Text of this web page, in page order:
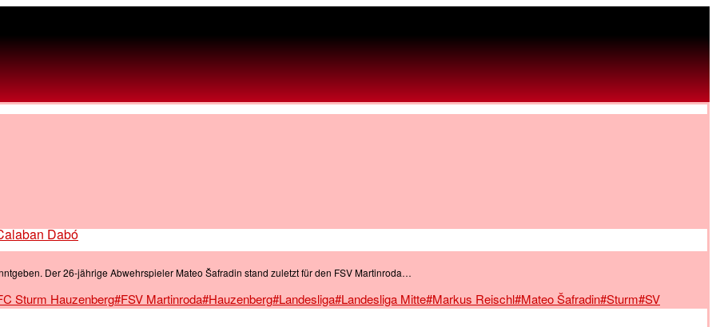
Dabó
Der 26-jährige Abwehrspieler Mateo Šafradin stand zuletzt für den FSV Martinroda…
Sturm Hauzenberg#FSV Martinroda#Hauzenberg#Landesliga#Landesliga Mitte#Markus Reischl#Mateo Šafradin#Sturm#SV